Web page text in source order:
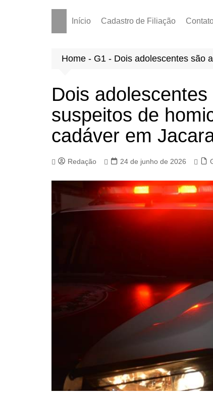
Início Cadastro de Filiação
Home - G1 - Dois adolescentes são
Dois
suspeitos de
cadáver em
Redação 24 de junho de 2026